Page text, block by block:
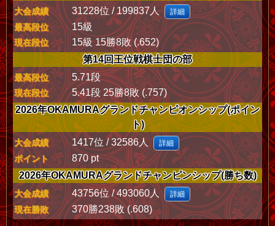
大会成績 31228位 / 199837人 詳細
最高段位 15級
現在段位
15級 15勝8敗 (.652)
第14回王位戦棋士団の部
最高段位 5.71段
現在段位
5.41段 25勝8敗 (.757)
2026年OKAMURAグランドチャンピオンシップ(ポイン
ト)
大会成績 1417位 / 32586人 詳細
ポイント
870 pt
2026年OKAMURAグランドチャンピンシップ(勝ち数)
大会成績 43756位 / 493060人 詳細
現在勝敗 370勝238敗 (.608)